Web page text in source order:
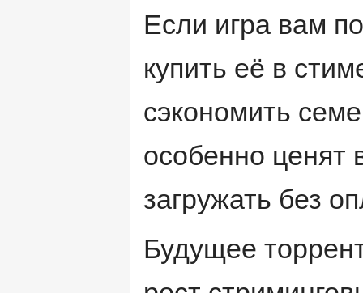
Если игра вам
купить её в
сэкономить
особенно ценят
загружать без
Будущее